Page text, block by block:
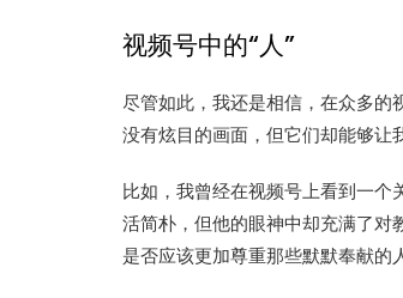
视频号中的“人”
尽管如此，我还是相信，在众多的
没有炫目的画面，但它们却能够让
比如，我曾经在视频号上看到一
活简朴，但他的眼神中却充满了对
是否应该更加尊重那些默默奉献的